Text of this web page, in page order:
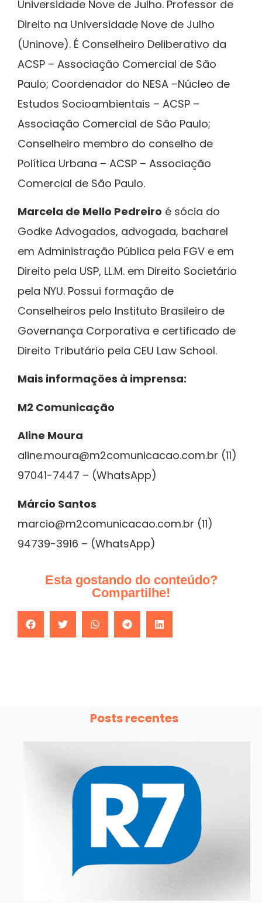
Universidade Nove de Julho. Professor de
Direito na Universidade Nove de Julho
(Uninove). É Conselheiro Deliberativo da
ACSP – Associação Comercial de São
Paulo; Coordenador do NESA –Núcleo de
Estudos Socioambientais – ACSP –
Associação Comercial de São Paulo;
Conselheiro membro do conselho de
Política Urbana – ACSP – Associação
Comercial de São Paulo.
Marcela de Mello Pedreiro é sócia do
Godke Advogados, advogada, bacharel
em Administração Pública pela FGV e em
Direito pela USP, LL.M. em Direito Societário
pela NYU. Possui formação de
Conselheiros pelo Instituto Brasileiro de
Governança Corporativa e certificado de
Direito Tributário pela CEU Law School.
Mais informações à imprensa:
M2 Comunicação
Aline Moura
aline.moura@m2comunicacao.com.br (11)
97041-7447 – (WhatsApp)
Márcio Santos
marcio@m2comunicacao.com.br (11)
94739-3916 – (WhatsApp)
Esta gostando do conteúdo?
Compartilhe!
Posts recentes